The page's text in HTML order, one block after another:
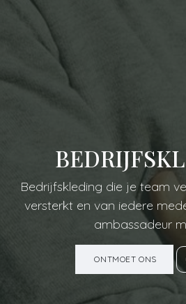
Bedrijfskleding die je team
versterkt en van iedere
ambassadeur
ONTMOET ONS